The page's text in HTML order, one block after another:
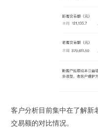
客户分析目前集中在了解新
交易额的对比情况。